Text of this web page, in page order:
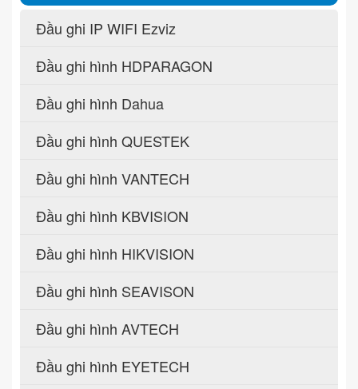
Đầu ghi IP WIFI Ezviz
Đầu ghi hình HDPARAGON
Đầu ghi hình Dahua
Đầu ghi hình QUESTEK
Đầu ghi hình VANTECH
Đầu ghi hình KBVISION
Đầu ghi hình HIKVISION
Đầu ghi hình SEAVISON
Đầu ghi hình AVTECH
Đầu ghi hình EYETECH